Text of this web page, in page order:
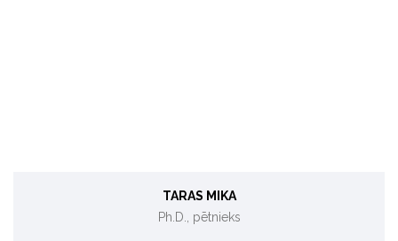
TARAS MIKA
Ph.D., pētnieks